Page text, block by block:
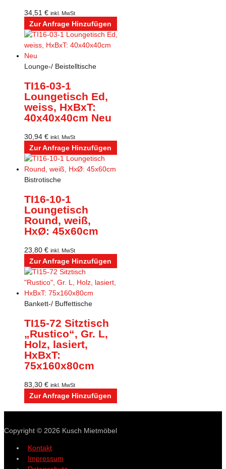
34,51 € inkl. MwSt
Zur Anfrage Hinzufügen
Lounge-/ Beistelltische
TI16-03-1
Loungetisch Ed,
weiss, HxBxT:
40x40x40cm Neu
30,94 € inkl. MwSt
Zur Anfrage Hinzufügen
Bistrotische
TI16-10-1
Loungetisch
Round, weiß,
HxØ: 45x60cm
23,80 € inkl. MwSt
Zur Anfrage Hinzufügen
Bankett-/ Buffettische
TI15-72 Sitztisch
„Rustico“, Gr. L,
Holz, lasiert,
HxBxT:
75x160x80cm
83,30 € inkl. MwSt
Zur Anfrage Hinzufügen
Copyright © 2026 Kusch Mietmöbel
Kontakt
Impressum